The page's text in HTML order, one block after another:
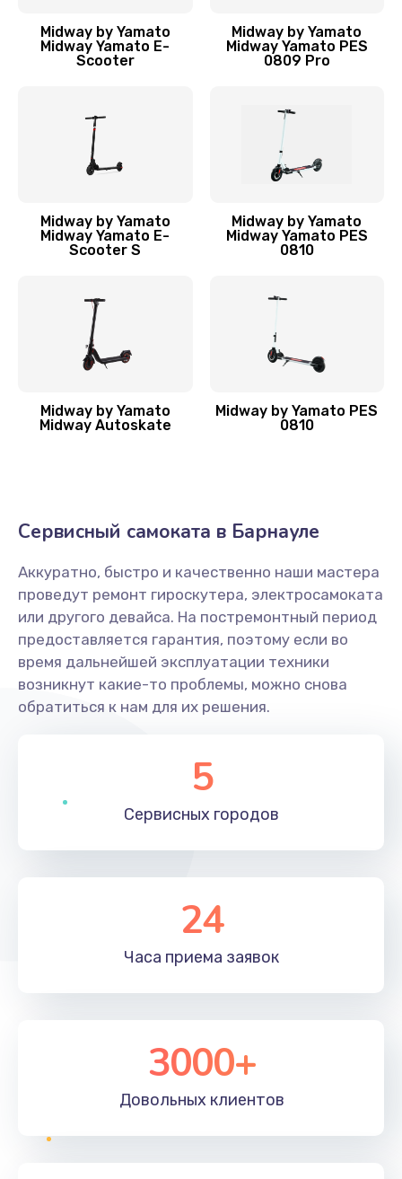
Midway by Yamato
Midway Yamato E-
Scooter
Midway by Yamato
Midway Yamato PES
0809 Pro
Midway by Yamato
Midway Yamato E-
Scooter S
Midway by Yamato
Midway Yamato PES
0810
Midway by Yamato
Midway Autoskate
Midway by Yamato PES
0810
Сервисный самоката в Барнауле
Аккуратно, быстро и качественно наши мастера
проведут ремонт гироскутера, электросамоката
или другого девайса. На постремонтный период
предоставляется гарантия, поэтому если во
время дальнейшей эксплуатации техники
возникнут какие-то проблемы, можно снова
обратиться к нам для их решения.
5
Сервисных городов
24
Часа приема заявок
3000+
Довольных клиентов